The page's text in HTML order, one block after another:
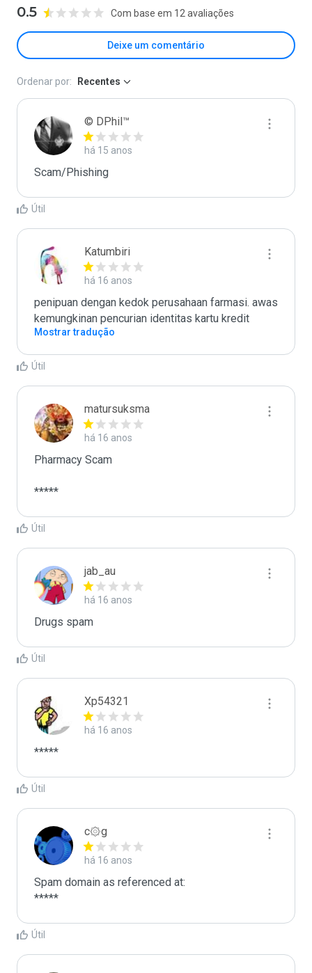
0.5 Com base em 12 avaliações
Deixe um comentário
Ordenar por: Recentes
© DPhil™
há 15 anos
Scam/Phishing
Útil
Katumbiri
há 16 anos
penipuan dengan kedok perusahaan farmasi. awas
kemungkinan pencurian identitas kartu kredit
Mostrar tradução
Útil
matursuksma
há 16 anos
Pharmacy Scam
*****
Útil
jab_au
há 16 anos
Drugs spam
Útil
Xp54321
há 16 anos
*****
Útil
c۞g
há 16 anos
Spam domain as referenced at:
*****
Útil